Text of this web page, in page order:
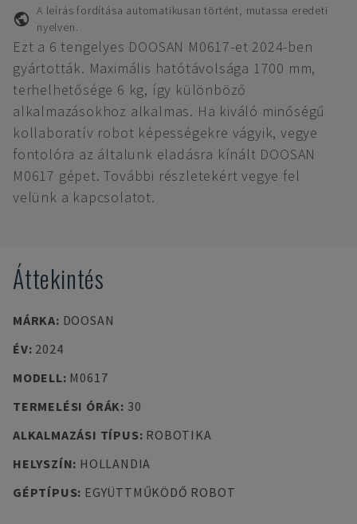
A leírás fordítása automatikusan történt, mutassa eredeti
nyelven.
Ezt a 6 tengelyes DOOSAN M0617-et 2024-ben
gyártották. Maximális hatótávolsága 1700 mm,
terhelhetősége 6 kg, így különböző
alkalmazásokhoz alkalmas. Ha kiváló minőségű
kollaboratív robot képességekre vágyik, vegye
fontolóra az általunk eladásra kínált DOOSAN
M0617 gépet. További részletekért vegye fel
velünk a kapcsolatot.
Áttekintés
MÁRKA: DOOSAN
ÉV: 2024
MODELL: M0617
TERMELÉSI ÓRÁK: 30
ALKALMAZÁSI TÍPUS: ROBOTIKA
HELYSZÍN: HOLLANDIA
GÉPTÍPUS: EGYÜTTMŰKÖDŐ ROBOT